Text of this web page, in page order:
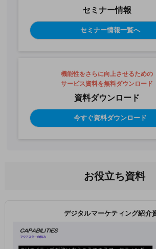
セミナー情報
セミナー情報一覧へ
機能性をさらに向上させるための
サービス資料を無料ダウンロード
資料ダウンロード
今すぐ資料ダウンロード
お役立ち資料
デジタルマーケティング紹介